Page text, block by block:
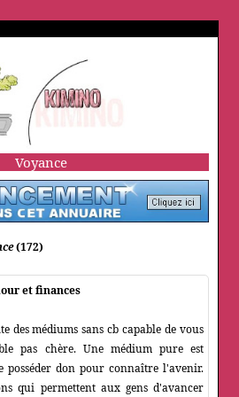
Voyance
(172)
et finances
des médiums sans cb capable de vous
pas chère. Une médium pure est
posséder don pour connaître l'avenir.
qui permettent aux gens d'avancer